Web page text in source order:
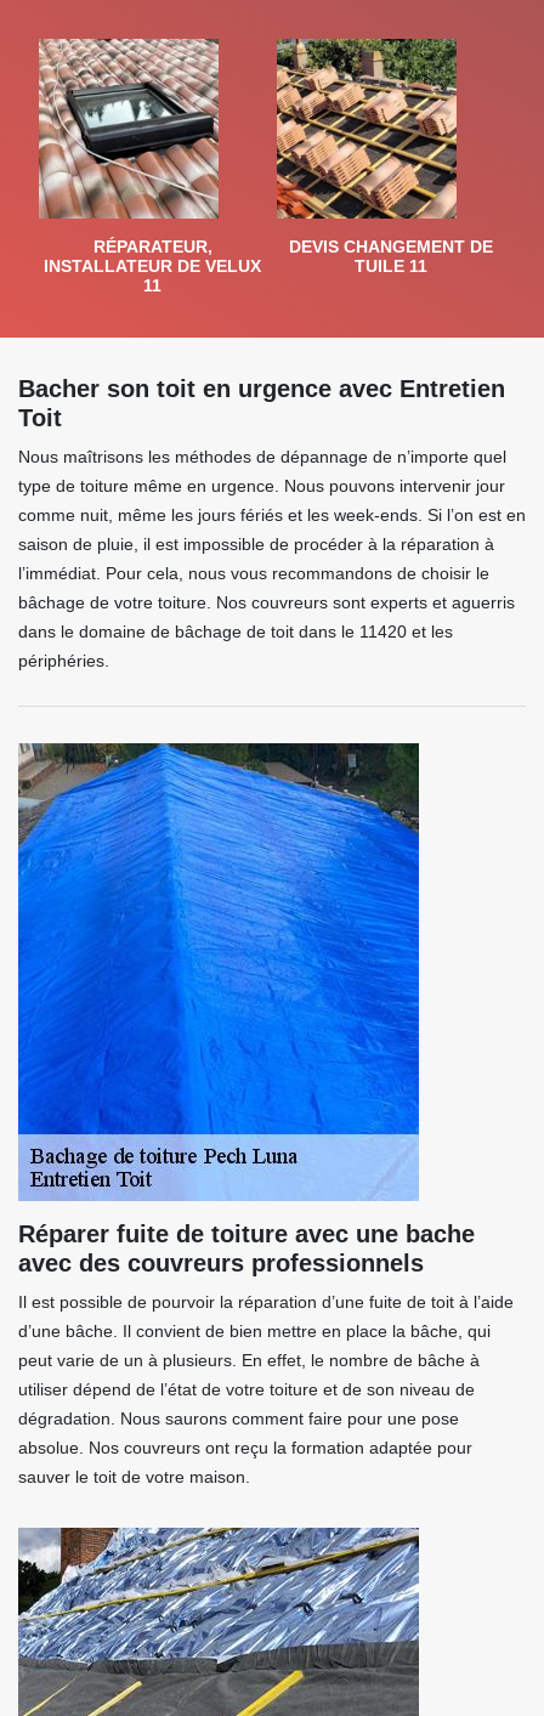
RÉPARATEUR,
INSTALLATEUR DE VELUX
11
DEVIS CHANGEMENT DE
TUILE 11
Bacher son toit en urgence avec Entretien
Toit
Nous maîtrisons les méthodes de dépannage de n’importe quel
type de toiture même en urgence. Nous pouvons intervenir jour
comme nuit, même les jours fériés et les week-ends. Si l’on est en
saison de pluie, il est impossible de procéder à la réparation à
l’immédiat. Pour cela, nous vous recommandons de choisir le
bâchage de votre toiture. Nos couvreurs sont experts et aguerris
dans le domaine de bâchage de toit dans le 11420 et les
périphéries.
Réparer fuite de toiture avec une bache
avec des couvreurs professionnels
Il est possible de pourvoir la réparation d’une fuite de toit à l’aide
d’une bâche. Il convient de bien mettre en place la bâche, qui
peut varie de un à plusieurs. En effet, le nombre de bâche à
utiliser dépend de l’état de votre toiture et de son niveau de
dégradation. Nous saurons comment faire pour une pose
absolue. Nos couvreurs ont reçu la formation adaptée pour
sauver le toit de votre maison.